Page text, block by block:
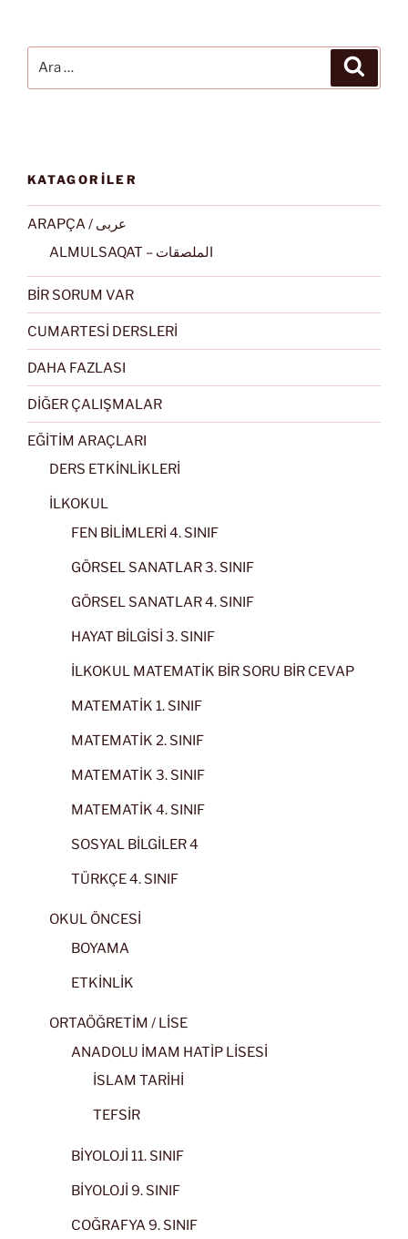
KATAGORİLER
ARAPÇA / عربى
ALMULSAQAT – الملصقات
BİR SORUM VAR
CUMARTESİ DERSLERİ
DAHA FAZLASI
DİĞER ÇALIŞMALAR
EĞİTİM ARAÇLARI
DERS ETKİNLİKLERİ
İLKOKUL
FEN BİLİMLERİ 4. SINIF
GÖRSEL SANATLAR 3. SINIF
GÖRSEL SANATLAR 4. SINIF
HAYAT BİLGİSİ 3. SINIF
İLKOKUL MATEMATİK BİR SORU BİR CEVAP
MATEMATİK 1. SINIF
MATEMATİK 2. SINIF
MATEMATİK 3. SINIF
MATEMATİK 4. SINIF
SOSYAL BİLGİLER 4
TÜRKÇE 4. SINIF
OKUL ÖNCESİ
BOYAMA
ETKİNLİK
ORTAÖĞRETİM / LİSE
ANADOLU İMAM HATİP LİSESİ
İSLAM TARİHİ
TEFSİR
BİYOLOJİ 11. SINIF
BİYOLOJİ 9. SINIF
COĞRAFYA 9. SINIF